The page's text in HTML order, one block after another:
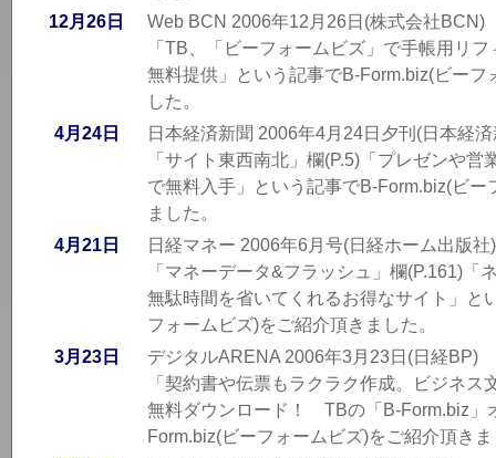
12月26日
Web BCN 2006年12月26日(株式会社BCN)
「TB、「ビーフォームビズ」で手帳用リ
無料提供」という記事でB-Form.biz(ビーフ
した。
4月24日
日本経済新聞 2006年4月24日夕刊(日本経
「サイト東西南北」欄(P.5)「プレゼンや
で無料入手」という記事でB-Form.biz(ビー
ました。
4月21日
日経マネー 2006年6月号(日経ホーム出版社)
「マネーデータ&フラッシュ」欄(P.161)
無駄時間を省いてくれるお得なサイト」と
フォームビズ)をご紹介頂きました。
3月23日
デジタルARENA 2006年3月23日(日経BP)
「契約書や伝票もラクラク作成。ビジネス
無料ダウンロード！ TBの「B-Form.biz」
Form.biz(ビーフォームビズ)をご紹介頂き